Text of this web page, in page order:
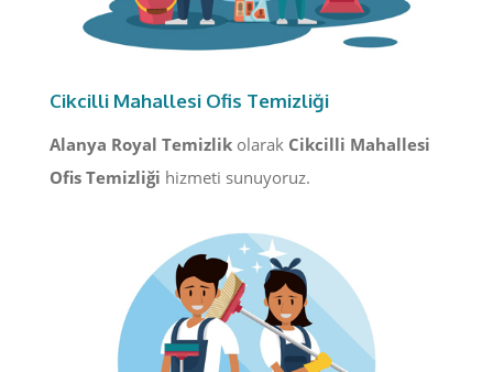
Cikcilli Mahallesi Ofis Temizliği
Alanya Royal Temizlik olarak Cikcilli Mahallesi
Ofis Temizliği hizmeti sunuyoruz.